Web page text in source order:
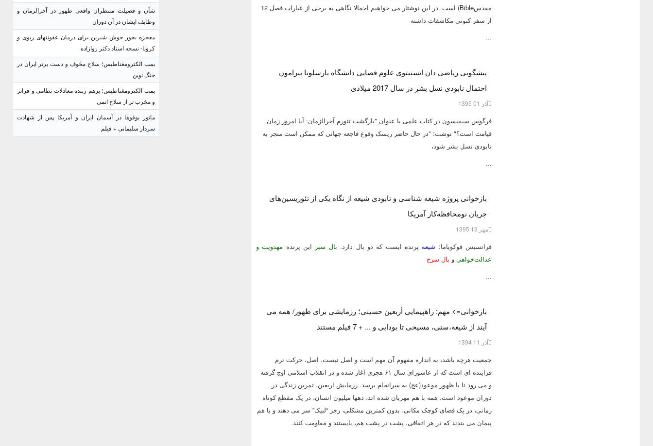
مقدسBible) است. در این نوشتار می خواهیم اجمالا نگاهی به برخی از عبارات فصل 12
از سفر کنونی مکاشفات داشته
...
پیشگویی ریاضی دان انستیتوی علوم فضایی دانشگاه بارسلونا پیرامون
احتمال نابودی نسل بشر در سال 2017 میلادی
آذر 01 1395
فرگوس سیمپسون در کتاب علمی با عنوان "بازگشت تئورم آخرالزمان: آیا امروز زمان
قیامت است؟" نوشت: "در حال حاضر ریسک وقوع فاجعه جهانی که ممکن است منجر به
نابودی نسل بشر شود،
...
بازخوانی پروژه شیعه شناسی و نابودی شیعه از نگاه یکی از تئوریسین‌های
جریان نومحافظه‌کار آمریکا
مهر 13 1395
فرانسیس فوکویاما: شيعه پرنده ايست که دو بال دارد. بال سبز اين پرنده مهدویت و
عدالت‌خواهی و بال سرخ
...
بازخوانی=> مهم: راهپیمایی أربعین حسینی؛ رزمایشی برای ظهور/ همه می
آیند از شیعه،سنی، مسیحی تا بودایی و ... + 7 فیلم مستند
آذر 11 1394
جمعیت هرچه باشد، به اندازه مفهوم آن مهم است و اصل نیست. اصل، حرکت نرم
فزاینده ای است که از عاشورای سال ۶۱ هجری آغاز شده و در انقلاب اسلامی اوج گرفته
و می رود تا با ظهور موعود(عج) به سرانجام برسد. رزمایش اربعین، تمرین زندگی در
دوران موعود است. همه با هم مهربان شده اند، دهها میلیون انسان، در یک مقطع کوتاه
زمانی، در یک فضای کوچک مکانی، بدون کمترین مشکلی، رجز “لبیک” سر می دهند و با هم
پیمان می بندند که در هر اتفاقی، پشت در پشت هم، بایستند و مقاومت کنند.
شأن و فضیلت منتظران واقعی ظهور در آخرالزمان و
وظایف ایشان در آن دوران
معجزه بخور جوش شیرین برای درمان عفونتهای ریوی و
کرونا- نسخه استاد دکتر روازاده
بمب الکترومغناطیس؛ سلاح مخوف و دست برتر ایران در
جنگ نوین
بمب الکترومغناطیس؛ برهم زننده معادلات نظامی و فراتر
و مخرب تر از سلاح اتمی
مانور یوفوها در آسمان ایران و آمریکا پس از شهادت
سردار سلیمانی + فیلم